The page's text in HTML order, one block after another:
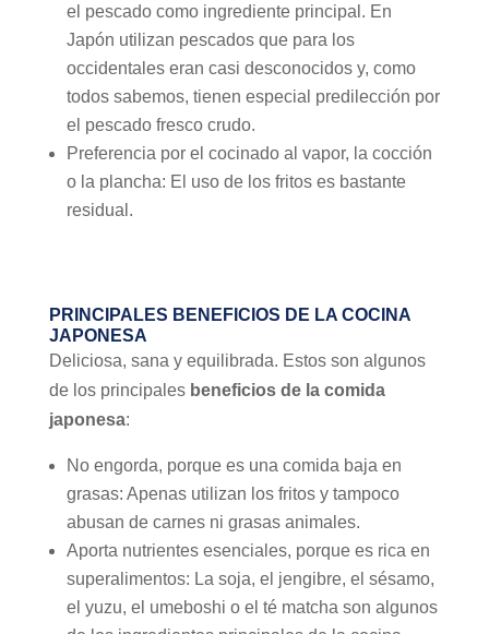
el pescado como ingrediente principal. En
Japón utilizan pescados que para los
occidentales eran casi desconocidos y, como
todos sabemos, tienen especial predilección por
el pescado fresco crudo.
Preferencia por el cocinado al vapor, la cocción
o la plancha: El uso de los fritos es bastante
residual.
PRINCIPALES BENEFICIOS DE LA COCINA
JAPONESA
Deliciosa, sana y equilibrada. Estos son algunos
de los principales beneficios de la comida
japonesa:
No engorda, porque es una comida baja en
grasas: Apenas utilizan los fritos y tampoco
abusan de carnes ni grasas animales.
Aporta nutrientes esenciales, porque es rica en
superalimentos: La soja, el jengibre, el sésamo,
el yuzu, el umeboshi o el té matcha son algunos